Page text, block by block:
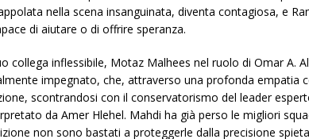
nella scena insanguinata, diventa contagiosa, e
di aiutare o di offrire speranza.
collega inflessibile, Motaz Malhees nel ruolo di Omar A.
impegnato, che, attraverso una profonda empatia
scontrandosi con il conservatorismo del leader
da Amer Hlehel. Mahdi ha già perso le migliori
non sono bastati a proteggerle dalla precisione